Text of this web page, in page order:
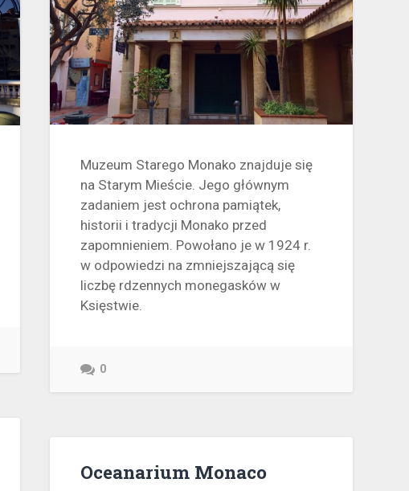
Muzeum Starego Monako znajduje się
na Starym Mieście. Jego głównym
zadaniem jest ochrona pamiątek,
historii i tradycji Monako przed
zapomnieniem. Powołano je w 1924 r.
w odpowiedzi na zmniejszającą się
liczbę rdzennych monegasków w
Księstwie.
0
Oceanarium Monaco